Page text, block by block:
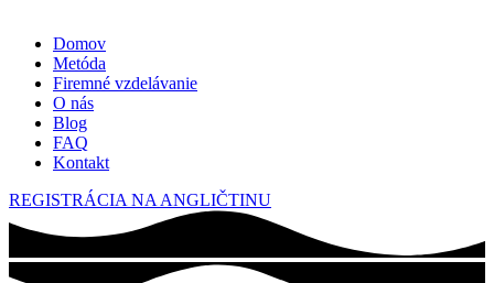
Domov
Metóda
Firemné vzdelávanie
O nás
Blog
FAQ
Kontakt
REGISTRÁCIA NA ANGLIČTINU